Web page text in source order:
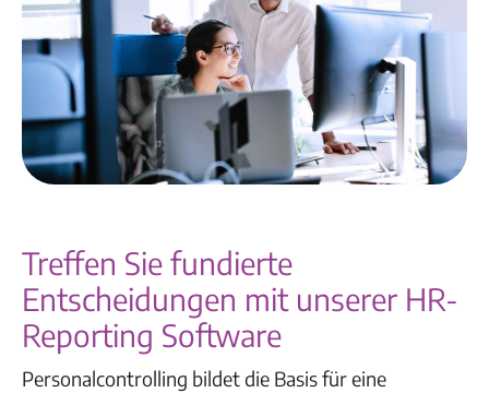
Treffen Sie fundierte
Entscheidungen mit unserer HR-
Reporting Software
Personalcontrolling bildet die Basis für eine